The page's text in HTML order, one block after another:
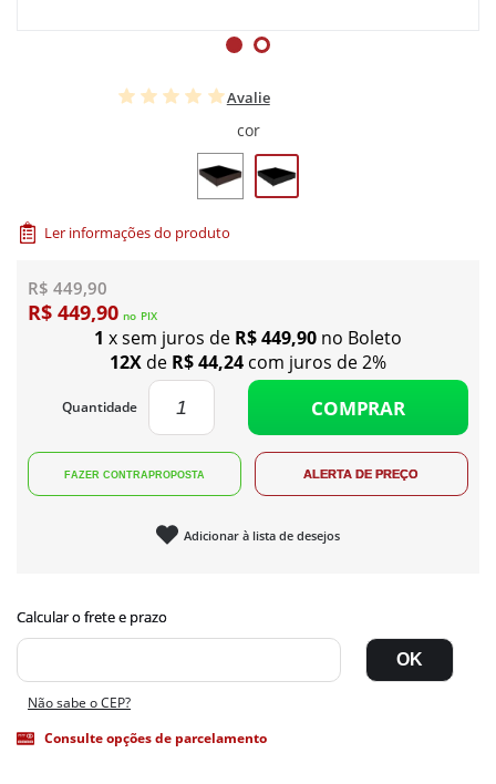
Avalie
cor
Ler informações do produto
R$ 449,90
R$ 449,90 no PIX
1 x sem juros de R$ 449,90 no Boleto
12X de R$ 44,24 com juros de 2%
Quantidade COMPRAR
Adicionar à lista de desejos
Não sabe o CEP?
Consulte opções de parcelamento